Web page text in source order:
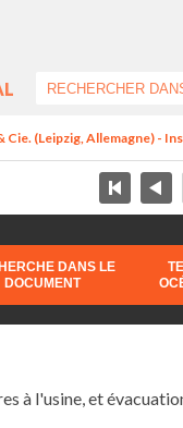
Cie. (Leipzig, Allemagne) -
DANS LE
DOCUMENT
à l'usine, et